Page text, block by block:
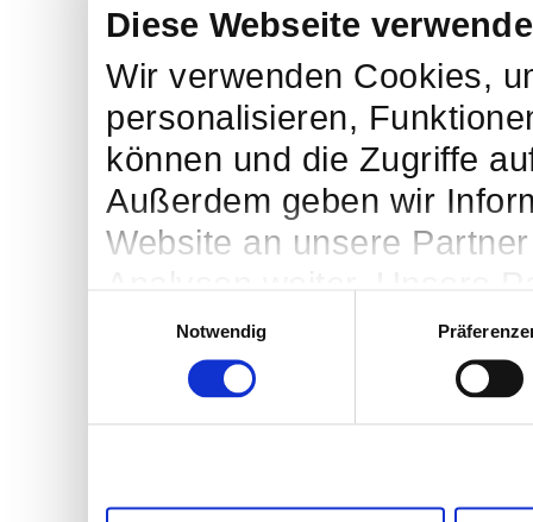
Diese Webseite
Wir verwenden Cookies,
personalisieren,
können und die Zugriffe
Außerdem geben wir
Website an unsere
Analysen weiter. Unsere
möglicherweise mit
bereitgestellt haben oder
Dienste gesammelt
Notwendig